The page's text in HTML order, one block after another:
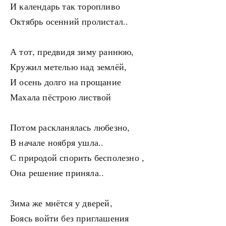
И календарь так торопливо
Октябрь осенний пролистал..
А тот, предвидя зиму раннюю,
Кружил метелью над землёй,
И осень долго на прощание
Махала пёстрою листвой
Потом раскланялась любезно,
В начале ноября ушла..
С природой спорить бесполезно ,
Она решение приняла..
Зима же мнётся у дверей,
Боясь войти без приглашения